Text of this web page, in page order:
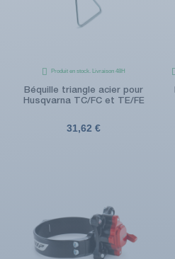
Produit en stock. Livraison 48H
Béquille triangle acier pour
Husqvarna TC/FC et TE/FE
31,62 €